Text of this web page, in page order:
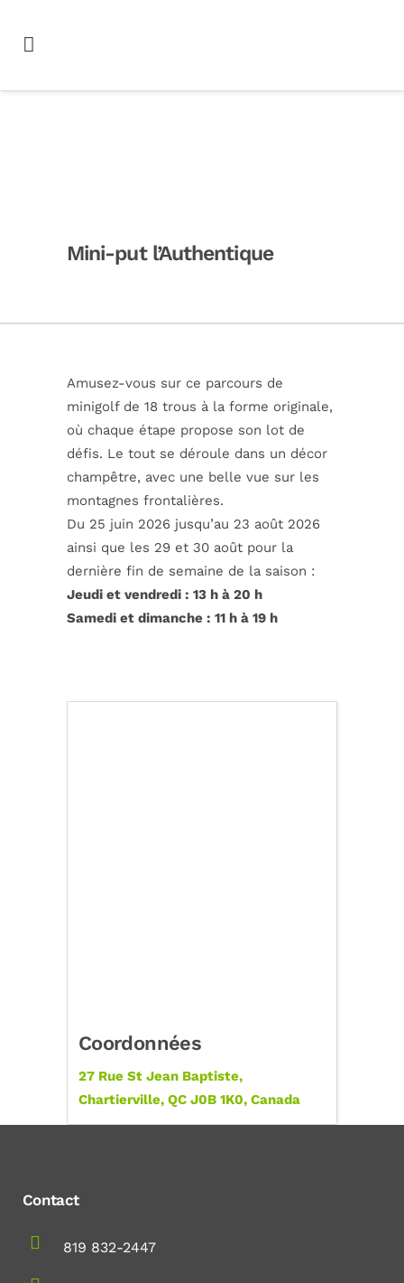
Mini-put l’Authentique
Amusez-vous sur ce parcours de
minigolf de 18 trous à la forme originale,
où chaque étape propose son lot de
défis. Le tout se déroule dans un décor
champêtre, avec une belle vue sur les
montagnes frontalières.
Du 25 juin 2026 jusqu’au 23 août 2026
ainsi que les 29 et 30 août pour la
dernière fin de semaine de la saison :
Jeudi et vendredi : 13 h à 20 h
Samedi et dimanche : 11 h à 19 h
Coordonnées
27 Rue St Jean Baptiste,
Chartierville, QC J0B 1K0, Canada
Contact
819 832-2447